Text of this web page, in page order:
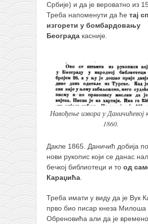
Србије) и да је вероватно из
Треба напоменути да ће тај
изгорети у бомбардовању
Београда касније.
Навођење извора у Даничићевој
1860.
Дакле 1865. Даничић добија
нови рукопис који се данас
бечкој библиотеци и то од
Караџића
Треба имати у виду да је Вук
прво био писар кнеза Милоша
Обреновића али да је